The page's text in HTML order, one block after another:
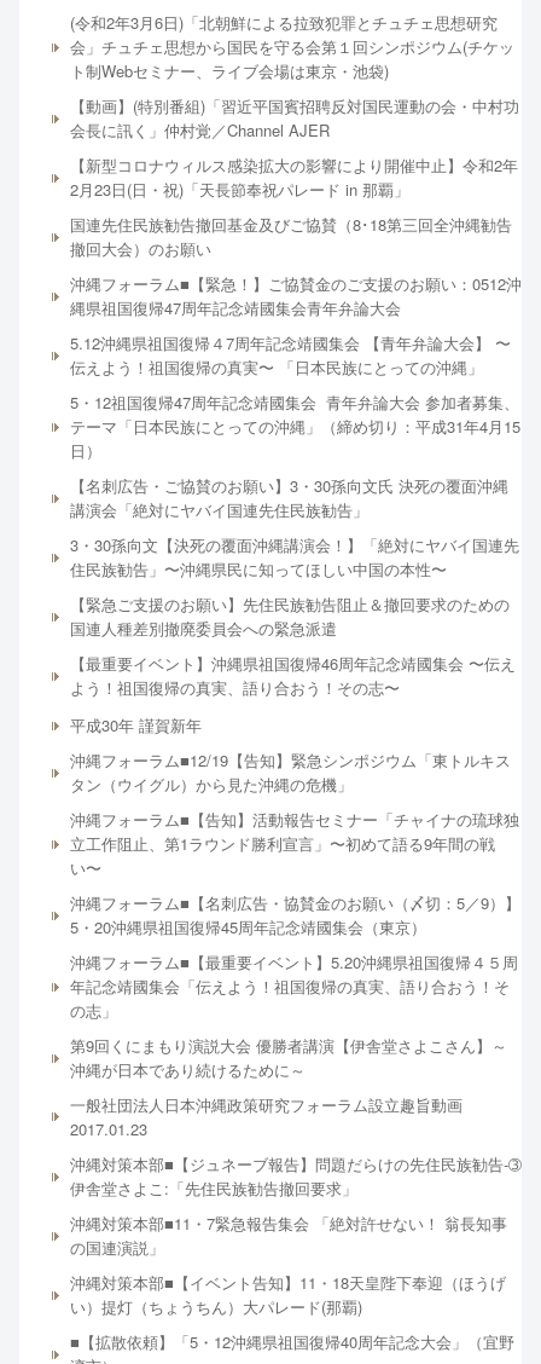
(令和2年3月6日)「北朝鮮による拉致犯罪とチュチェ思想研究
会」チュチェ思想から国民を守る会第１回シンポジウム(チケッ
ト制Webセミナー、ライブ会場は東京・池袋)
【動画】(特別番組)「習近平国賓招聘反対国民運動の会・中村功
会長に訊く」仲村覚／Channel AJER
【新型コロナウィルス感染拡大の影響により開催中止】令和2年
2月23日(日・祝)「天長節奉祝パレード in 那覇」
国連先住民族勧告撤回基金及びご協賛（8･18第三回全沖縄勧告
撤回大会）のお願い
沖縄フォーラム■【緊急！】ご協賛金のご支援のお願い：0512沖
縄県祖国復帰47周年記念靖國集会青年弁論大会
5.12沖縄県祖国復帰４7周年記念靖國集会 【青年弁論大会】 〜
伝えよう！祖国復帰の真実〜 「日本民族にとっての沖縄」
5・12祖国復帰47周年記念靖國集会 青年弁論大会 参加者募集、
テーマ「日本民族にとっての沖縄」（締め切り：平成31年4月15
日）
【名刺広告・ご協賛のお願い】3・30孫向文氏 決死の覆面沖縄
講演会「絶対にヤバイ国連先住民族勧告」
3・30孫向文【決死の覆面沖縄講演会！】「絶対にヤバイ国連先
住民族勧告」〜沖縄県民に知ってほしい中国の本性〜
【緊急ご支援のお願い】先住民族勧告阻止＆撤回要求のための
国連人種差別撤廃委員会への緊急派遣
【最重要イベント】沖縄県祖国復帰46周年記念靖國集会 〜伝え
よう！祖国復帰の真実、語り合おう！その志〜
平成30年 謹賀新年
沖縄フォーラム■12/19【告知】緊急シンポジウム「東トルキス
タン（ウイグル）から見た沖縄の危機」
沖縄フォーラム■【告知】活動報告セミナー「チャイナの琉球独
立工作阻止、第1ラウンド勝利宣言」〜初めて語る9年間の戦
い〜
沖縄フォーラム■【名刺広告・協賛金のお願い（〆切：5／9）】
5・20沖縄県祖国復帰45周年記念靖國集会（東京）
沖縄フォーラム■【最重要イベント】5.20沖縄県祖国復帰４５周
年記念靖國集会「伝えよう！祖国復帰の真実、語り合おう！そ
の志」
第9回くにまもり演説大会 優勝者講演【伊舎堂さよこさん】～
沖縄が日本であり続けるために～
一般社団法人日本沖縄政策研究フォーラム設立趣旨動画
2017.01.23
沖縄対策本部■【ジュネーブ報告】問題だらけの先住民族勧告-➂
伊舎堂さよこ:「先住民族勧告撤回要求」
沖縄対策本部■11・7緊急報告集会 「絶対許せない！ 翁長知事
の国連演説」
沖縄対策本部■【イベント告知】11・18天皇陛下奉迎（ほうげ
い）提灯（ちょうちん）大パレード(那覇)
■【拡散依頼】「5・12沖縄県祖国復帰40周年記念大会」（宜野